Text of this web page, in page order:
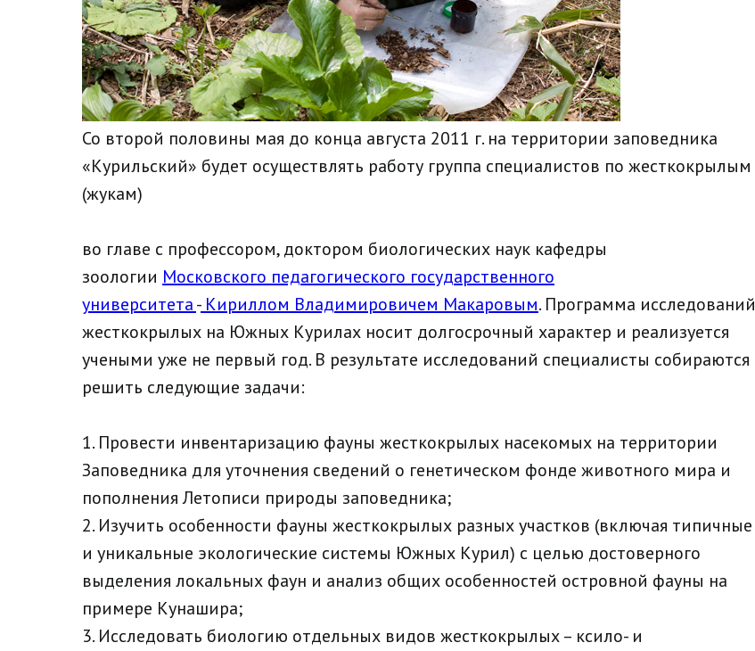
Со второй половины мая до конца августа 2011 г. на территории заповедника
«Курильский» будет осуществлять работу группа специалистов по жесткокрылым
(жукам)
во главе с профессором, доктором биологических наук кафедры
зоологии Московского педагогического государственного
университета-Кириллом Владимировичем Макаровым. Программа исследований
жесткокрылых на Южных Курилах носит долгосрочный характер и реализуется
учеными уже не первый год. В результате исследований специалисты собираются
решить следующие задачи:
1. Провести инвентаризацию фауны жесткокрылых насекомых на территории
Заповедника для уточнения сведений о генетическом фонде животного мира и
пополнения Летописи природы заповедника;
2. Изучить особенности фауны жесткокрылых разных участков (включая типичные
и уникальные экологические системы Южных Курил) с целью достоверного
выделения локальных фаун и анализ общих особенностей островной фауны на
примере Кунашира;
3. Исследовать биологию отдельных видов жесткокрылых – ксило- и